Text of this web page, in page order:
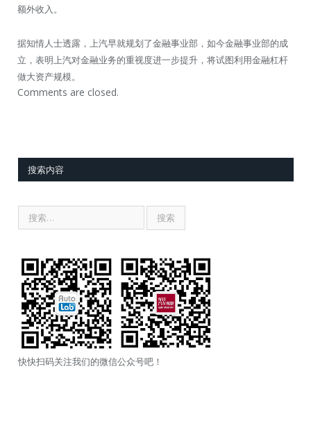
额外收入。
据知情人士透露，上汽早就规划了金融事业部，如今金融事业部的成
立，表明上汽对金融业务的重视度进一步提升，将试图利用金融杠杆
做大资产规模。
Comments are closed.
搜索内容
快快扫码关注我们的微信公众号吧！